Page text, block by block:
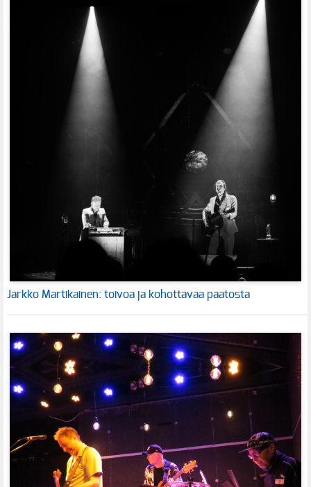
Jarkko Martikainen: toivoa ja kohottavaa paatosta